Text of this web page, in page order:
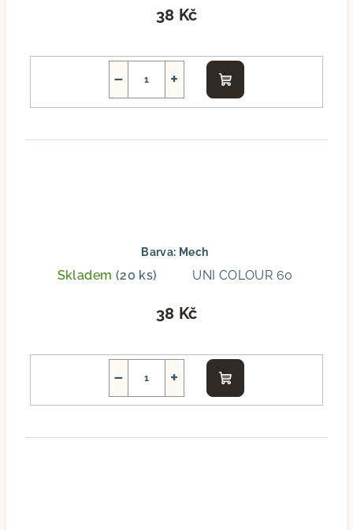
38 Kč
+
−
Do
košíku
Barva: Mech
Skladem (20 ks) UNI COLOUR 60
38 Kč
+
−
Do
košíku